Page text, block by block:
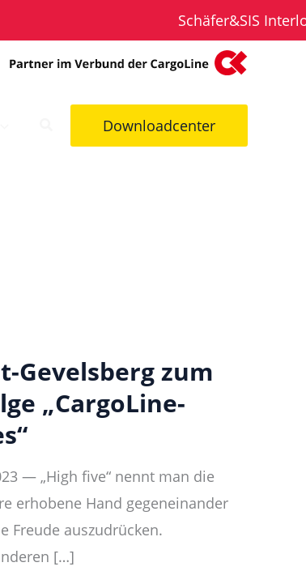
Schäfer&SIS
Downloadcenter
Gevelsberg zum
„CargoLine-
— „High five“ nennt man die
erhobene Hand gegeneinander
Freude auszudrücken.
[…]